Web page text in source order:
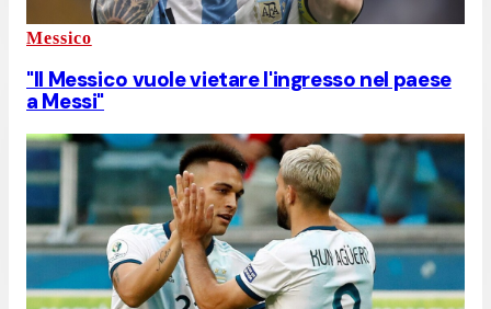
Messico
"Il Messico vuole vietare l'ingresso nel paese
a Messi"